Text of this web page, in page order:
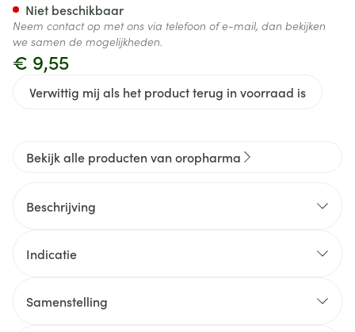
€ 9,55
Verwittig mij als het product terug in voorraad is
Niet beschikbaar
Neem contact op met ons via telefoon of e-mail, dan bekijken
we samen de mogelijkheden.
Bekijk alle producten van oropharma
Beschrijving
Indicatie
Samenstelling